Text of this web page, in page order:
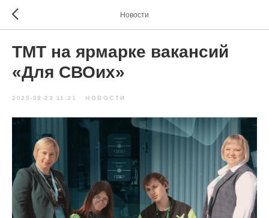
Новости
ТМТ на ярмарке вакансий
«Для СВОих»
2025-09-23 11:31 НОВОСТИ